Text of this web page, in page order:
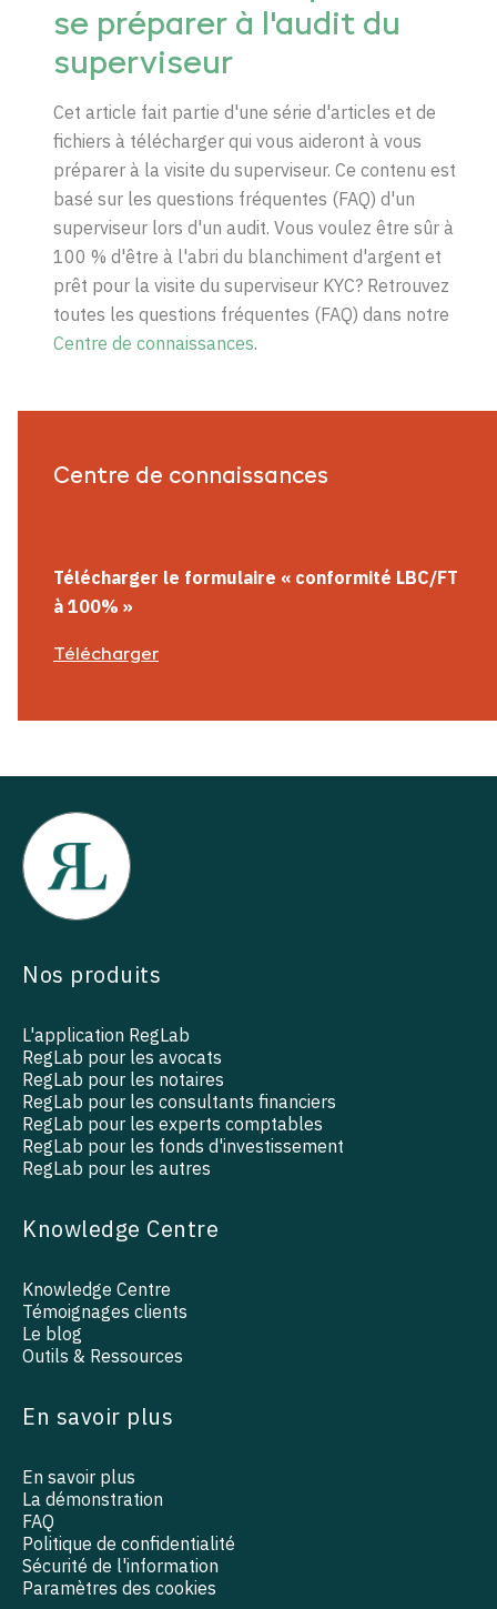
se préparer à l'audit du
superviseur
Cet article fait partie d'une série d'articles et de
fichiers à télécharger qui vous aideront à vous
préparer à la visite du superviseur. Ce contenu est
basé sur les questions fréquentes (FAQ) d'un
superviseur lors d'un audit. Vous voulez être sûr à
100 % d'être à l'abri du blanchiment d'argent et
prêt pour la visite du superviseur KYC? Retrouvez
toutes les questions fréquentes (FAQ) dans notre
Centre de connaissances.
Centre de connaissances
Télécharger le formulaire « conformité LBC/FT
à 100% »
Télécharger
Nos produits
L'application RegLab
RegLab pour les avocats
RegLab pour les notaires
RegLab pour les consultants financiers
RegLab pour les experts comptables
RegLab pour les fonds d'investissement
RegLab pour les autres
Knowledge Centre
Knowledge Centre
Témoignages clients
Le blog
Outils & Ressources
En savoir plus
En savoir plus
La démonstration
FAQ
Politique de confidentialité
Sécurité de l'information
Paramètres des cookies